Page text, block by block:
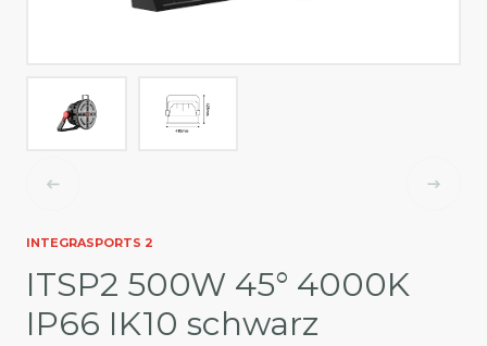
INTEGRASPORTS 2
ITSP2 500W 45° 4000K
IP66 IK10 schwarz